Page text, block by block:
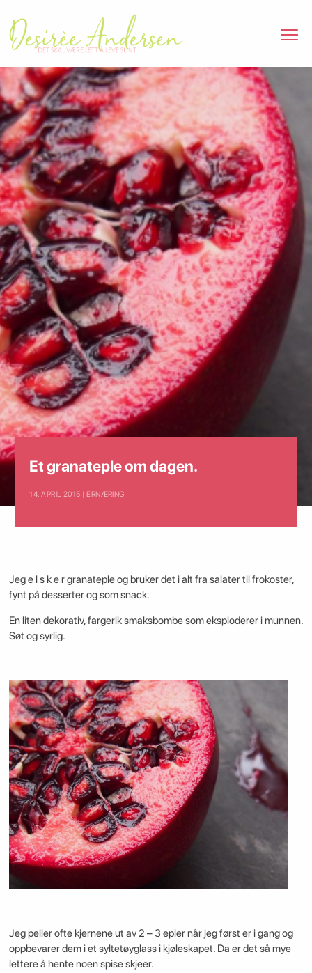
Et granateple om dagen.
14. APRIL 2015 | ERNÆRING
Jeg e l s k e r granateple og bruker det i alt fra salater til frokoster,
fynt på desserter og som snack.
En liten dekorativ, fargerik smaksbombe som eksploderer i munnen.
Søt og syrlig.
Jeg peller ofte kjernene ut av 2 – 3 epler når jeg først er i gang og
oppbevarer dem i et syltetøyglass i kjøleskapet. Da er det så mye
lettere å hente noen spise skjeer.